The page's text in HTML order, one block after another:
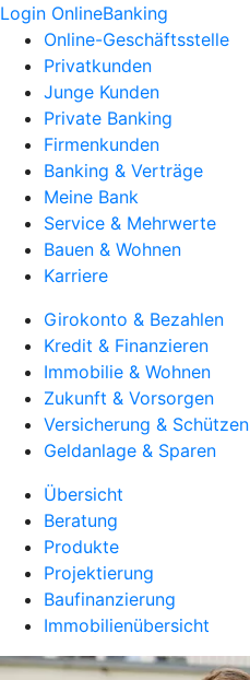
Login OnlineBanking
Online-Geschäftsstelle
Privatkunden
Junge Kunden
Private Banking
Firmenkunden
Banking & Verträge
Meine Bank
Service & Mehrwerte
Bauen & Wohnen
Karriere
Girokonto & Bezahlen
Kredit & Finanzieren
Immobilie & Wohnen
Zukunft & Vorsorgen
Versicherung & Schützen
Geldanlage & Sparen
Übersicht
Beratung
Produkte
Projektierung
Baufinanzierung
Immobilienübersicht